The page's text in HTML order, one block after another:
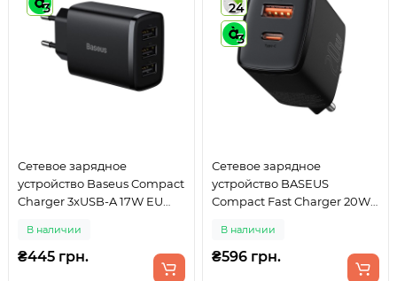
3
Сетевое зарядное
устройство Baseus Compact
Charger 3xUSB-A 17W EU
В наличии
₴445 грн.
24
3
Сетевое зарядное
устройство BASEUS
Compact Fast Charger 20W
Delivery + QC3.0 Black
(CCXJ-B01)
В наличии
₴596 грн.